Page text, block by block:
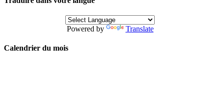
Powered by Translate
Calendrier du mois